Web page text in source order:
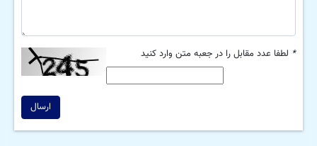
* لطفا عدد مقابل را در جعبه متن وارد کنید
ارسال